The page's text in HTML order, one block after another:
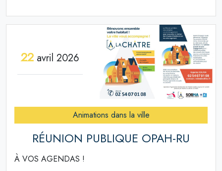
22avril 2026
Animations dans la ville
RÉUNION PUBLIQUE OPAH-RU
À VOS AGENDAS !